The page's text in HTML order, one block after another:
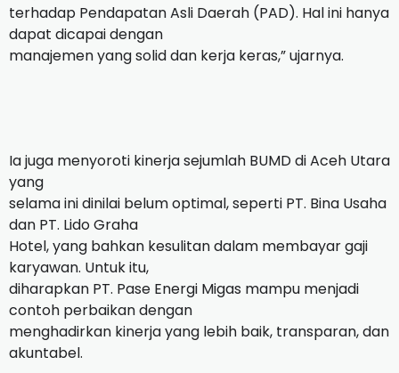
terhadap Pendapatan Asli Daerah (PAD). Hal ini hanya
dapat dicapai dengan
manajemen yang solid dan kerja keras,” ujarnya.
Ia juga menyoroti kinerja sejumlah BUMD di Aceh Utara
yang
selama ini dinilai belum optimal, seperti PT. Bina Usaha
dan PT. Lido Graha
Hotel, yang bahkan kesulitan dalam membayar gaji
karyawan. Untuk itu,
diharapkan PT. Pase Energi Migas mampu menjadi
contoh perbaikan dengan
menghadirkan kinerja yang lebih baik, transparan, dan
akuntabel.